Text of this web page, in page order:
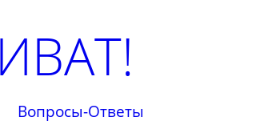
Вопросы-Ответы